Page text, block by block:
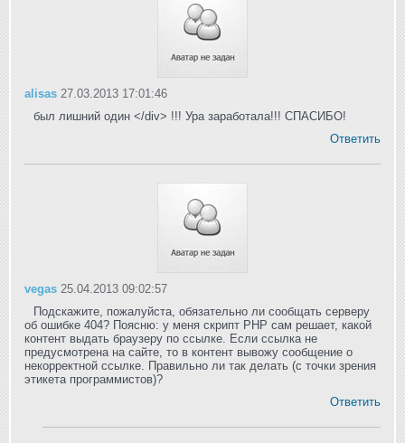
alisas 27.03.2013 17:01:46
был лишний один </div> !!! Ура заработала!!! СПАСИБО!
Ответить
vegas 25.04.2013 09:02:57
Подскажите, пожалуйста, обязательно ли сообщать серверу
об ошибке 404? Поясню: у меня скрипт PHP сам решает, какой
контент выдать браузеру по ссылке. Если ссылка не
предусмотрена на сайте, то в контент вывожу сообщение о
некорректной ссылке. Правильно ли так делать (с точки зрения
этикета программистов)?
Ответить